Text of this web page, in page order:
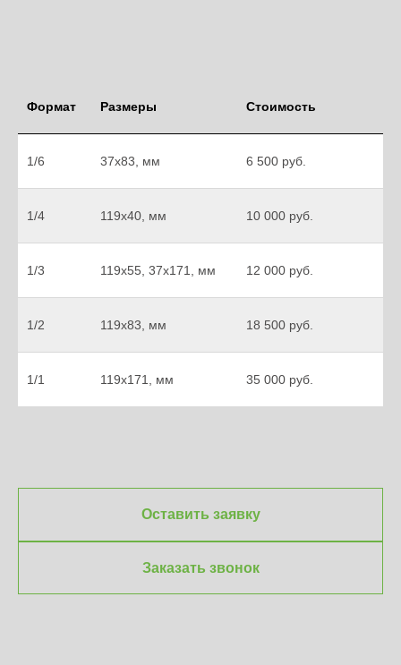
Формат Размеры Стоимость
1/6 37х83, мм 6 500 руб.
1/4 119х40, мм 10 000 руб.
1/3 119х55, 37х171, мм 12 000 руб.
1/2 119х83, мм 18 500 руб.
1/1 119х171, мм 35 000 руб.
Оставить заявку
Заказать звонок